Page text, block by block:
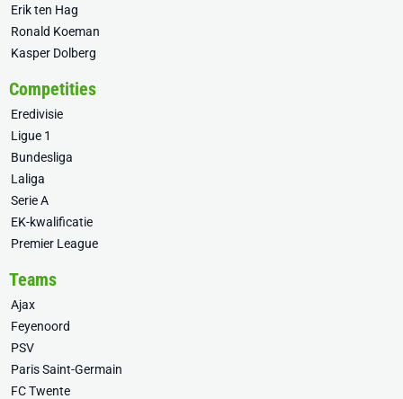
Erik ten Hag
Ronald Koeman
Kasper Dolberg
Competities
Eredivisie
Ligue 1
Bundesliga
Laliga
Serie A
EK-kwalificatie
Premier League
Teams
Ajax
Feyenoord
PSV
Paris Saint-Germain
FC Twente